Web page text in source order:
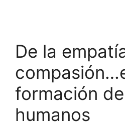
De la
formación
humanos